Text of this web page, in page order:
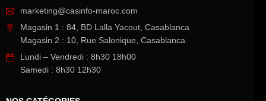
marketing@casinfo-maroc.com
Magasin 1 : 84, BD Lalla Yacout, Casablanca
Magasin 2 : 10, Rue Salonique, Casablanca
Lundi – Vendredi : 8h30 18h00
Samedi : 8h30 12h30